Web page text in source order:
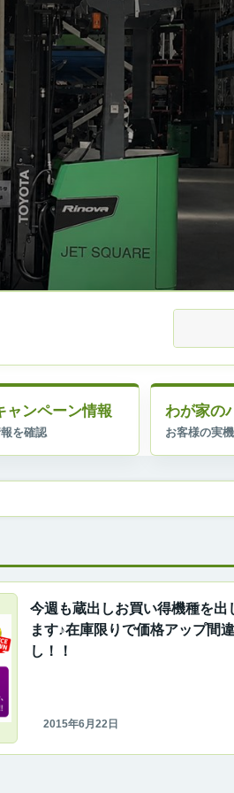
ャンペーン情報 わが家の
今週も蔵出しお買い得機種を出
ます♪在庫限りで価格アップ間
し！！
2015年6月22日